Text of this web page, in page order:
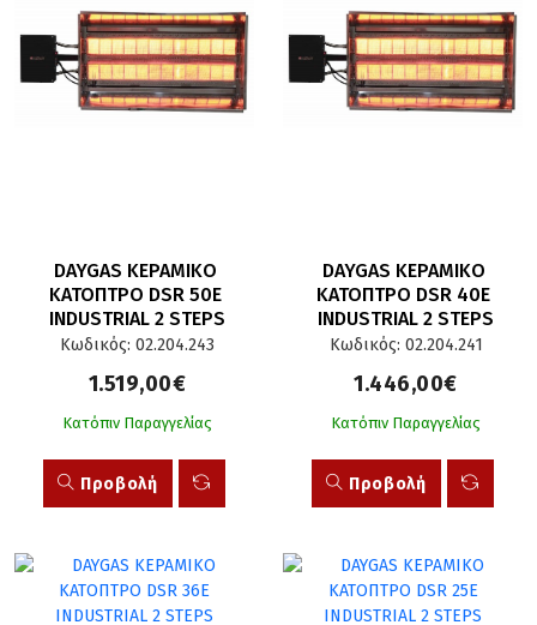
DAYGAS ΚΕΡΑΜΙΚΟ
ΚΑΤΟΠΤΡΟ DSR 50E
INDUSTRIAL 2 STEPS
Κωδικός: 02.204.243
1.519,00€
Κατόπιν Παραγγελίας
Προβολή
DAYGAS ΚΕΡΑΜΙΚΟ
ΚΑΤΟΠΤΡΟ DSR 40E
INDUSTRIAL 2 STEPS
Κωδικός: 02.204.241
1.446,00€
Κατόπιν Παραγγελίας
Προβολή